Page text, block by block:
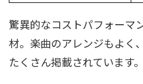
驚異的なコストパフォーマ
材。楽曲のアレンジもよく
たくさん掲載されています。